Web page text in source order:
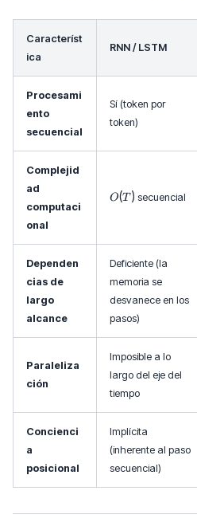
Característ
ica
RNN / LSTM
Procesami
ento
secuencial
Sí (token por
token)
Complejid
ad
computaci
onal
O
O(T) secuencial
Dependen
cias de
largo
alcance
Deficiente (la
memoria se
desvanece en los
pasos)
Paraleliza
ción
Imposible a lo
largo del eje del
tiempo
Concienci
a
posicional
Implícita
(inherente al paso
secuencial)